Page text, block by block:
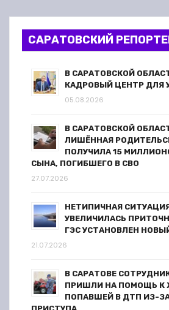
о
САРАТОВСКИЙ
В САРАТОВСКОЙ
КАДРОВЫЙ ЦЕНТР ДЛЯ
05.08.2026
В САРАТОВСКОЙ
ЛИШЁННАЯ
ПОЛУЧИЛА 15
СЫНА, ПОГИБШЕГО В СВО
27.07.2026
НЕТИПИЧНАЯ
УВЕЛИЧИЛАСЬ
ГЭС УСТАНОВЛЕН
21.07.2026
В САРАТОВЕ
ПРИШЛИ НА ПОМОЩЬ К
ПОПАВШЕЙ В ДТП ИЗ-